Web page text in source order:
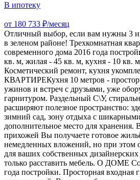
В ипотеку
от 180 733 ₽/месяц
Отличный выбор, если вам нужны 3
в зеленом районе! Трехкомнатная
современного дома 2016 года
кв. м, жилая - 45 кв. м, кухня - 10 кв.
Косметический ремонт, кухня
КВАРТИРЕКухня 10 метров -
ужинов и встреч с друзьями, уже
гарнитуром. Раздельный С\У,
расширяют полезное пространство:
зимний сад, зону отдыха с
дополнительное место для
прихожей Вы получаете готовое
немедленных вложений, но при этом
для ваших собственных
только расставить мебель. О ДОМЕ
года постройки. Просторная входная